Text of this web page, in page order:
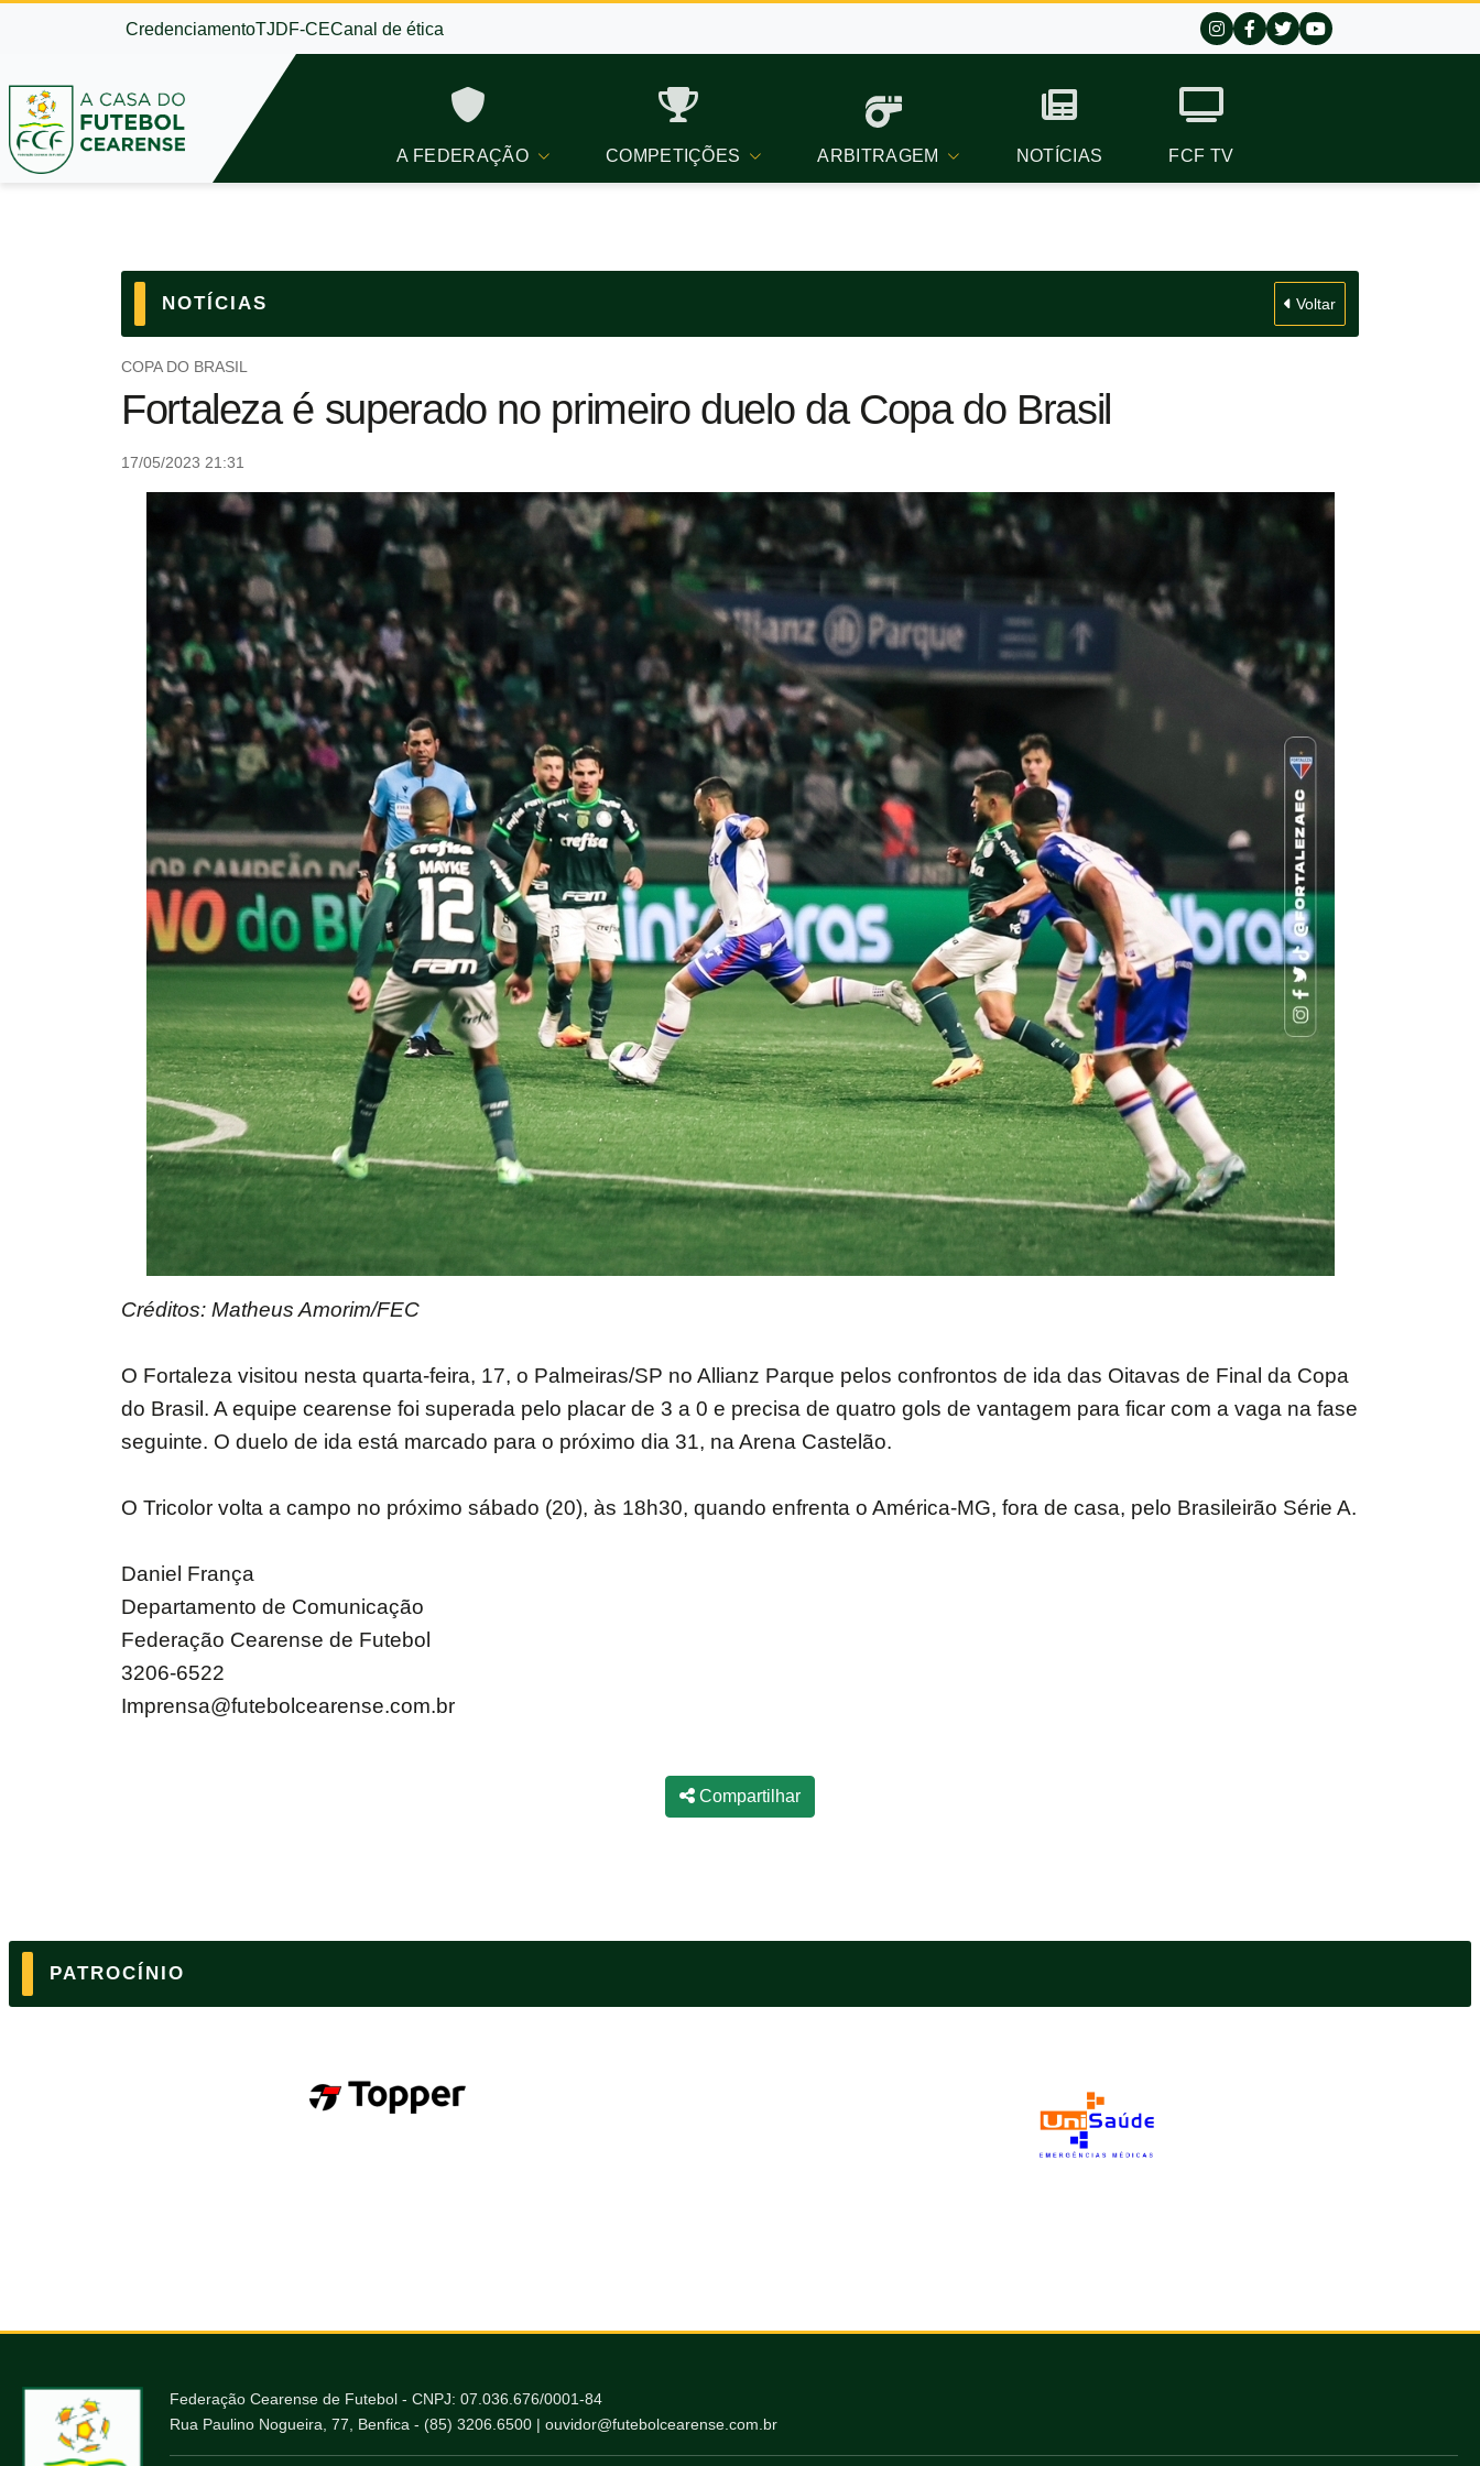
CredenciamentoTJDF-CECanal de ética
A FEDERAÇÃO COMPETIÇÕES ARBITRAGEM NOTÍCIAS FCF TV
NOTÍCIAS Voltar
COPA DO BRASIL
Fortaleza é superado no primeiro duelo da Copa do Brasil
17/05/2023 21:31
Créditos: Matheus Amorim/FEC
O Fortaleza visitou nesta quarta-feira, 17, o Palmeiras/SP no Allianz Parque pelos confrontos de ida das Oitavas de Final da Copa
do Brasil. A equipe cearense foi superada pelo placar de 3 a 0 e precisa de quatro gols de vantagem para ficar com a vaga na fase
seguinte. O duelo de ida está marcado para o próximo dia 31, na Arena Castelão.
O Tricolor volta a campo no próximo sábado (20), às 18h30, quando enfrenta o América-MG, fora de casa, pelo Brasileirão Série A.
Daniel França
Departamento de Comunicação
Federação Cearense de Futebol
3206-6522
Imprensa@futebolcearense.com.br
Compartilhar
PATROCÍNIO
Federação Cearense de Futebol - CNPJ: 07.036.676/0001-84
Rua Paulino Nogueira, 77, Benfica - (85) 3206.6500 | ouvidor@futebolcearense.com.br